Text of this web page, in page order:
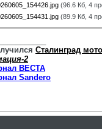
(96.6 Кб, 4
(89.9 Кб, 4
Сталинград
2
ВЕСТА
Sandero